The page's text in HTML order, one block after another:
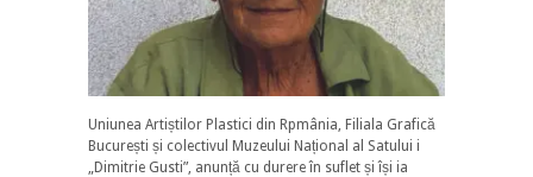
Uniunea Artiștilor Plastici din Rpmânia, Filiala Grafică
București și colectivul Muzeului Național al Satului i
„Dimitrie Gusti”, anunță cu durere în suflet și își ia